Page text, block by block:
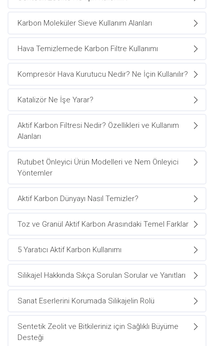
Karbon Moleküler Sieve Kullanım Alanları
Hava Temizlemede Karbon Filtre Kullanımı
Kompresör Hava Kurutucu Nedir? Ne İçin Kullanılır?
Katalizör Ne İşe Yarar?
Aktif Karbon Filtresi Nedir? Özellikleri ve Kullanım
Alanları
Rutubet Önleyici Ürün Modelleri ve Nem Önleyici
Yöntemler
Aktif Karbon Dünyayı Nasıl Temizler?
Toz ve Granül Aktif Karbon Arasındaki Temel Farklar
5 Yaratıcı Aktif Karbon Kullanımı
Silikajel Hakkında Sıkça Sorulan Sorular ve Yanıtları
Sanat Eserlerini Korumada Silikajelin Rolü
Sentetik Zeolit ve Bitkileriniz için Sağlıklı Büyüme
Desteği